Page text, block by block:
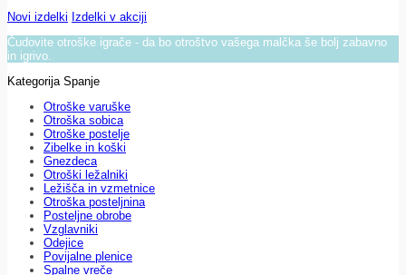
Novi izdelki Izdelki v akciji
Čudovite otroške igrače - da bo otroštvo vašega malčka še bolj zabavno
in igrivo.
Kategorija Spanje
Otroške varuške
Otroška sobica
Otroške postelje
Zibelke in koški
Gnezdeca
Otroški ležalniki
Ležišča in vzmetnice
Otroška posteljnina
Posteljne obrobe
Vzglavniki
Odejice
Povijalne plenice
Spalne vreče